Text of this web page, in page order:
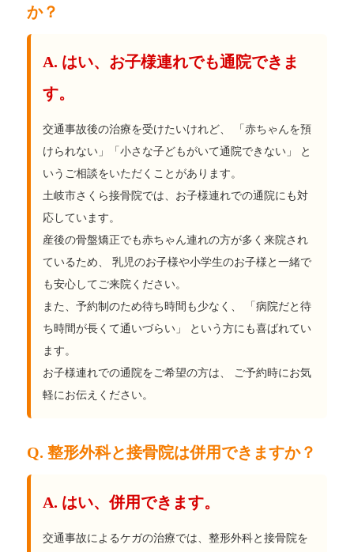
か？
A. はい、お子様連れでも通院できま
す。
交通事故後の治療を受けたいけれど、 「赤ちゃんを預
けられない」「小さな子どもがいて通院できない」 と
いうご相談をいただくことがあります。
土岐市さくら接骨院では、お子様連れでの通院にも対
応しています。
産後の骨盤矯正でも赤ちゃん連れの方が多く来院され
ているため、 乳児のお子様や小学生のお子様と一緒で
も安心してご来院ください。
また、予約制のため待ち時間も少なく、 「病院だと待
ち時間が長くて通いづらい」 という方にも喜ばれてい
ます。
お子様連れでの通院をご希望の方は、 ご予約時にお気
軽にお伝えください。
Q. 整形外科と接骨院は併用できますか？
A. はい、併用できます。
交通事故によるケガの治療では、整形外科と接骨院を